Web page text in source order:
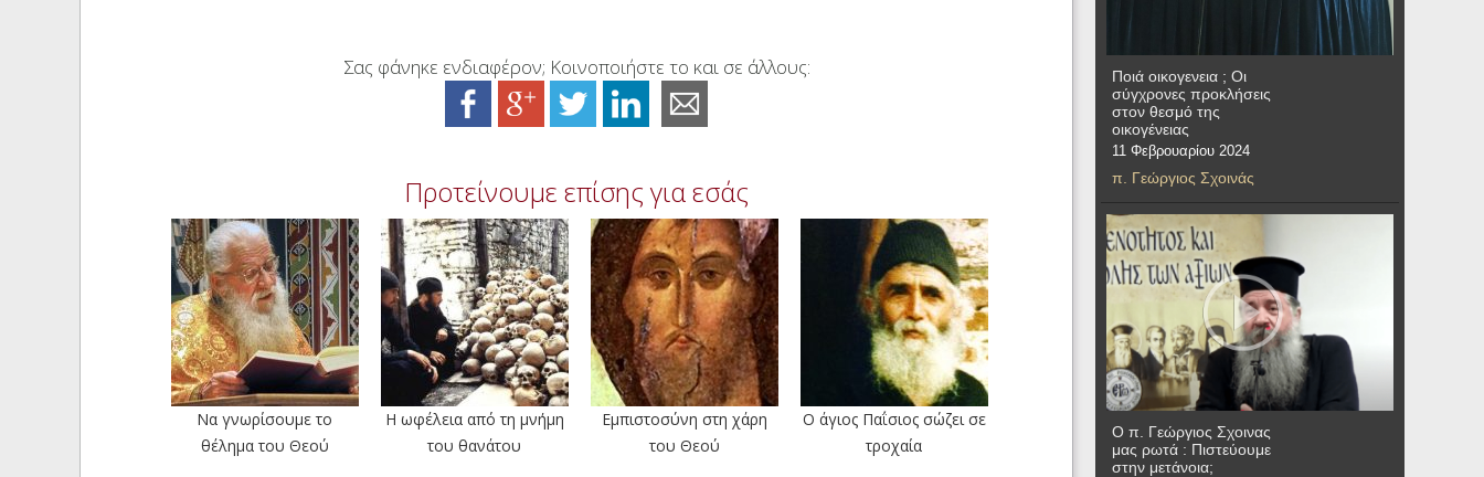
Σας φάνηκε ενδιαφέρον; Κοινοποιήστε το και σε άλλους:
Προτείνουμε επίσης για εσάς
Να γνωρίσουμε το
θέλημα του Θεού
Η ωφέλεια από τη μνήμη
του θανάτου
Εμπιστοσύνη στη χάρη
του Θεού
Ο άγιος Παΐσιος σώζει σε
τροχαία
Ποιά οικογενεια ; Οι
σύγχρονες προκλήσεις
στον θεσμό της
οικογένειας
11 Φεβρουαρίου 2024
π. Γεώργιος Σχοινάς
Ο π. Γεώργιος Σχοινας
μας ρωτά : Πιστεύουμε
στην μετάνοια;